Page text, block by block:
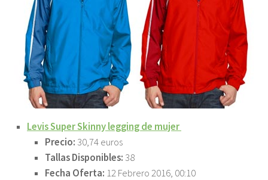
Levis Super Skinny legging de mujer
Precio: 30,74 euros
Tallas Disponibles: 38
Fecha Oferta: 12 Febrero 2016, 00:10